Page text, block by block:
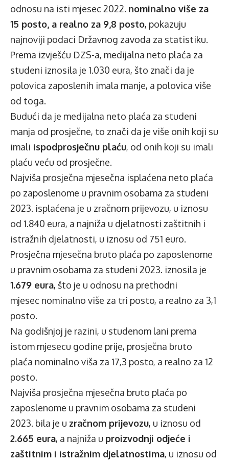
odnosu na isti mjesec 2022. nominalno više za
15 posto, a realno za 9,8 posto, pokazuju
najnoviji podaci Državnog zavoda za statistiku.
Prema izvješću DZS-a, medijalna neto plaća za
studeni iznosila je 1.030 eura, što znači da je
polovica zaposlenih imala manje, a polovica više
od toga.
Budući da je medijalna neto plaća za studeni
manja od prosječne, to znači da je više onih koji su
imali ispodprosječnu plaću, od onih koji su imali
plaću veću od prosječne.
Najviša prosječna mjesečna isplaćena neto plaća
po zaposlenome u pravnim osobama za studeni
2023. isplaćena je u zračnom prijevozu, u iznosu
od 1.840 eura, a najniža u djelatnosti zaštitnih i
istražnih djelatnosti, u iznosu od 751 euro.
Prosječna mjesečna bruto plaća po zaposlenome
u pravnim osobama za studeni 2023. iznosila je
1.679 eura, što je u odnosu na prethodni
mjesec nominalno više za tri posto, a realno za 3,1
posto.
Na godišnjoj je razini, u studenom lani prema
istom mjesecu godine prije, prosječna bruto
plaća nominalno viša za 17,3 posto, a realno za 12
posto.
Najviša prosječna mjesečna bruto plaća po
zaposlenome u pravnim osobama za studeni
2023. bila je u zračnom prijevozu, u iznosu od
2.665 eura, a najniža u proizvodnji odjeće i
zaštitnim i istražnim djelatnostima, u iznosu od